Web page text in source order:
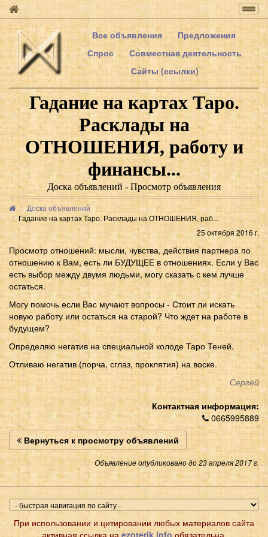
Все объявления
Предложения
Спрос
Совместная деятельность
Сайты (ссылки)
Гадание на картах Таро.
Расклады на
ОТНОШЕНИЯ, работу и
финансы...
Доска объявлений - Просмотр объявления
Доска объявлений
Гадание на картах Таро. Расклады на ОТНОШЕНИЯ, раб...
25 октября 2016 г.
Просмотр отношений: мысли, чувства, действия партнера по
отношению к Вам, есть ли БУДУЩЕЕ в отношениях. Если у Вас
есть выбор между двумя людьми, могу сказать с кем лучше
остаться.
Могу помочь если Вас мучают вопросы - Стоит ли искать
новую работу или остаться на старой? Что ждет на работе в
будущем?
Определяю негатив на специальной колоде Таро Теней.
Отливаю негатив (порча, сглаз, проклятия) на воске.
Сергей
Контактная информация:
0665995889
Вернуться к просмотру объявлений
Объявление опубликовано до 23 апреля 2017 г.
При использовании и цитировании любых материалов сайта
активная ссылка на ezoterik.info обязательна.